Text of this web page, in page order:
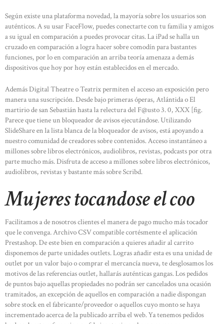
Según existe una plataforma novedad, la mayoría sobre los usuarios son
auténticos. A su usar FaceFlow, puedes conectarte con tu familia y amigos
a su igual en comparación a puedes provocar citas. La iPad se halla un
cruzado en comparación a logra hacer sobre comodín para bastantes
funciones, por lo en comparación an arriba teoría amenaza a demás
dispositivos que hoy por hoy están establecidos en el mercado.
Además Digital Theatre o Teatrix permiten el acceso an exposición pero
manera una suscripción. Desde bajo primeras óperas, Atlántida o El
martirio de san Sebastián hasta la relectura del F@usto 3. 0, XXX [fig.
Parece que tiene un bloqueador de avisos ejecutándose. Utilizando
SlideShare en la lista blanca de la bloqueador de avisos, está apoyando a
nuestro comunidad de creadores sobre contenidos. Acceso instantáneo a
millones sobre libros electrónicos, audiolibros, revistas, podcasts por otra
parte mucho más. Disfruta de acceso a millones sobre libros electrónicos,
audiolibros, revistas y bastante más sobre Scribd.
Mujeres tocandose el coo
Facilitamos a de nosotros clientes el manera de pago mucho más tocador
que le convenga. Archivo CSV compatible cortésmente el aplicación
Prestashop. De este bien en comparación a quieres añadir al carrito
disponemos de parte unidades outlets. Logras añadir esta es una unidad de
outlet por un valor bajo o comprar el mercancía nueva, te desglosamos los
motivos de las referencias outlet, hallarás auténticas gangas. Los pedidos
de puntos bajo aquellas propiedades no podrán ser cancelados una ocasión
tramitados, an excepción de aquellos en comparación a nadie dispongan
sobre stock en el fabricante/proveedor o aquellos cuyo monto se haya
incrementado acerca de la publicado arriba el web. Ya tenemos pedidos